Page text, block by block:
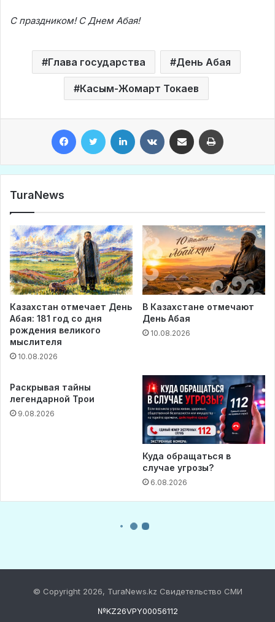
© Copyright 2026, TuraNews.kz Свидетельство СМИ
№KZ26VPY00056112